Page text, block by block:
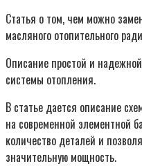
Статья о том, чем можно
масляного отопительного
Описание простой и
системы отопления.
В статье дается описание
на современной элементной
количество деталей и
значительную мощность.